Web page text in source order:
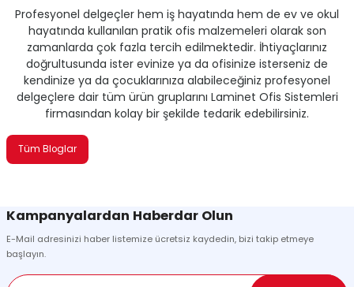
Profesyonel delgeçler hem iş hayatında hem de ev ve okul
hayatında kullanılan pratik ofis malzemeleri olarak son
zamanlarda çok fazla tercih edilmektedir. İhtiyaçlarınız
doğrultusunda ister evinize ya da ofisinize isterseniz de
kendinize ya da çocuklarınıza alabileceğiniz profesyonel
delgeçlere dair tüm ürün gruplarını Laminet Ofis Sistemleri
firmasından kolay bir şekilde tedarik edebilirsiniz.
Tüm Bloglar
Kampanyalardan Haberdar Olun
E-Mail adresinizi haber listemize ücretsiz kaydedin, bizi takip etmeye
başlayın.